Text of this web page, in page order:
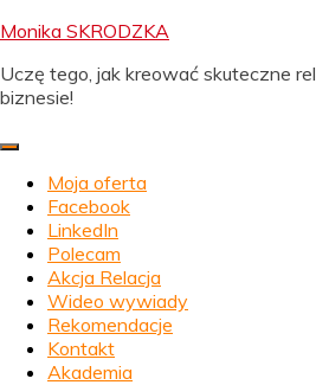
Skip
content
Monika SKRODZKA
Uczę tego, jak kreować skuteczne
biznesie!
Moja oferta
Facebook
LinkedIn
Polecam
Akcja Relacja
Wideo wywiady
Rekomendacje
Kontakt
Akademia